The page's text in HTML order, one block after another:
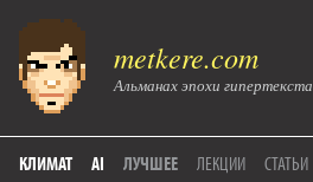
metkere.com
Альманах эпохи гипертекста
КЛИМАТ AI ЛУЧШЕЕ ЛЕКЦИИ СТАТЬИ